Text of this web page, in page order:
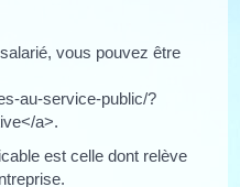
vous pouvez être
au-service-public/?
a>.
est celle dont relève